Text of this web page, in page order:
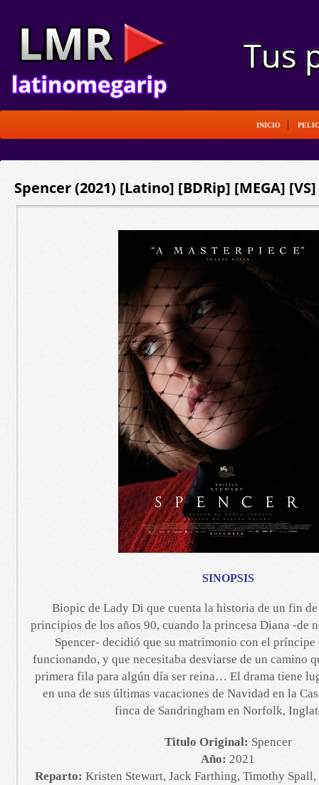
INICIO
Spencer (2021) [Latino] [BDRip] [MEGA] [VS]
SINOPSIS
Biopic de Lady Di que cuenta la historia de un fin
principios de los años 90, cuando la princesa Diana -de
Spencer- decidió que su matrimonio con el príncipe
funcionando, y que necesitaba desviarse de un camino
primera fila para algún día ser reina… El drama tiene
en una de sus últimas vacaciones de Navidad en la
finca de Sandringham en Norfolk,
Titulo Original: Spencer
Año: 2021
Reparto: Kristen Stewart, Jack Farthing, Timothy